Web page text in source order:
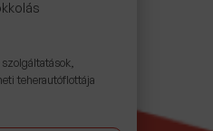
teherautóflottája